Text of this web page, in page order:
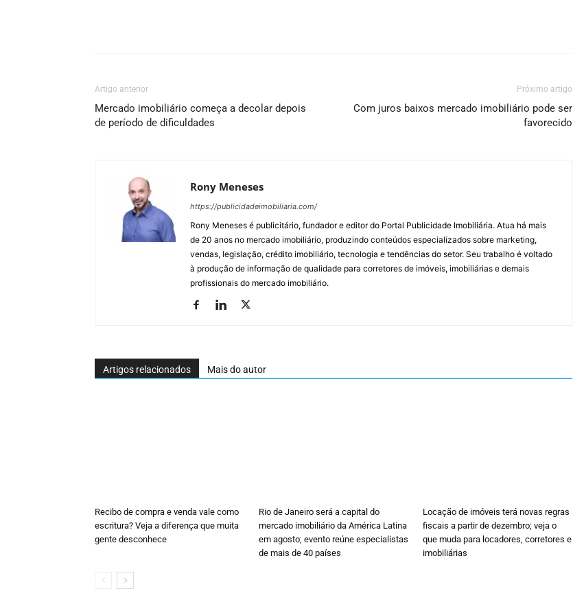
Artigo anterior
Mercado imobiliário começa a decolar depois
de período de dificuldades
Próximo artigo
Com juros baixos mercado imobiliário pode ser
favorecido
Rony Meneses
https://publicidadeimobiliaria.com/
Rony Meneses é publicitário, fundador e editor do Portal Publicidade Imobiliária. Atua há mais
de 20 anos no mercado imobiliário, produzindo conteúdos especializados sobre marketing,
vendas, legislação, crédito imobiliário, tecnologia e tendências do setor. Seu trabalho é voltado
à produção de informação de qualidade para corretores de imóveis, imobiliárias e demais
profissionais do mercado imobiliário.
Artigos relacionados Mais do autor
Recibo de compra e venda vale como
escritura? Veja a diferença que muita
gente desconhece
Rio de Janeiro será a capital do
mercado imobiliário da América Latina
em agosto; evento reúne especialistas
de mais de 40 países
Locação de imóveis terá novas regras
fiscais a partir de dezembro; veja o
que muda para locadores, corretores e
imobiliárias